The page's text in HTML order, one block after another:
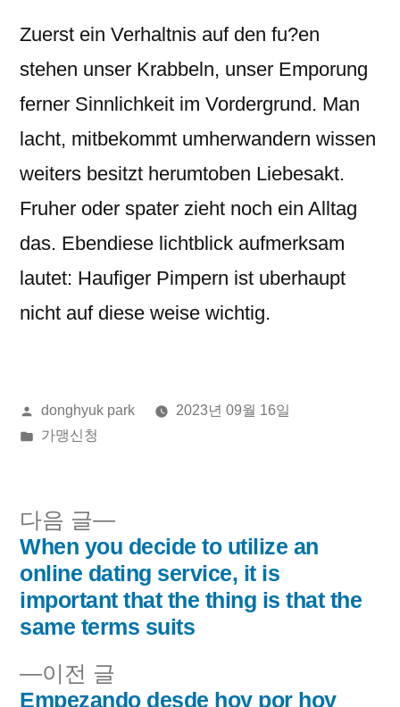
Zuerst ein Verhaltnis auf den fu?en
stehen unser Krabbeln, unser Emporung
ferner Sinnlichkeit im Vordergrund. Man
lacht, mitbekommt umherwandern wissen
weiters besitzt herumtoben Liebesakt.
Fruher oder spater zieht noch ein Alltag
das. Ebendiese lichtblick aufmerksam
lautet: Haufiger Pimpern ist uberhaupt
nicht auf diese weise wichtig.
올
린
donghyuk park
2023년 09월 16일
게
가맹신청
글
내
비
게 이전 글
전
Empezando desde hoy por hoy
다음 글
다
음
글:
When you decide to utilize an
online dating service, it is
important that the thing is that the
same terms suits